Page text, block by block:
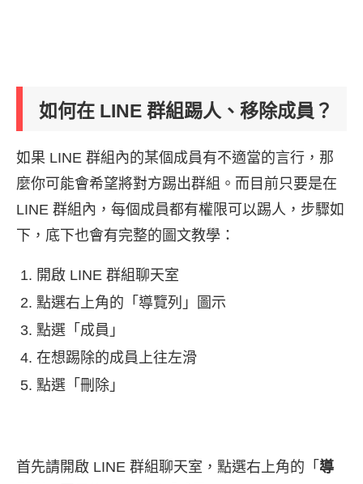
如何在 LINE 群組踢人、移除成員？
如果 LINE 群組內的某個成員有不適當的言行，那
麼你可能會希望將對方踢出群組。而目前只要是在
LINE 群組內，每個成員都有權限可以踢人，步驟如
下，底下也會有完整的圖文教學：
開啟 LINE 群組聊天室
點選右上角的「導覽列」圖示
點選「成員」
在想踢除的成員上往左滑
點選「刪除」
首先請開啟 LINE 群組聊天室，點選右上角的「 導